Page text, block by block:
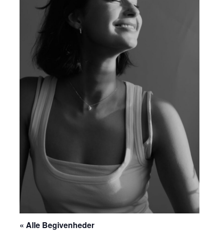
« Alle Begivenheder